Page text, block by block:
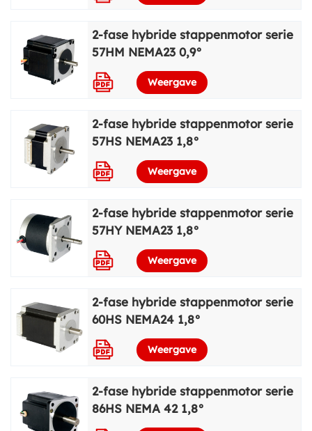
2-fase hybride stappenmotor serie
57HM NEMA23 0,9°
Weergave
2-fase hybride stappenmotor serie
57HS NEMA23 1,8°
Weergave
2-fase hybride stappenmotor serie
57HY NEMA23 1,8°
Weergave
2-fase hybride stappenmotor serie
60HS NEMA24 1,8°
Weergave
2-fase hybride stappenmotor serie
86HS NEMA 42 1,8°